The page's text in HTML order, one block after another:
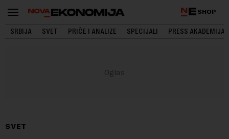
SHOP
SRBIJA SVET PRIČE I ANALIZE SPECIJALI PRESS AKADEMIJA
SVET